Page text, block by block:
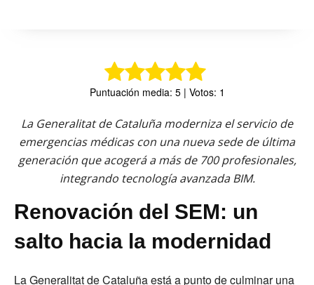
Puntuación media: 5 | Votos: 1
La Generalitat de Cataluña moderniza el servicio de
emergencias médicas con una nueva sede de última
generación que acogerá a más de 700 profesionales,
integrando tecnología avanzada BIM.
Renovación del SEM: un
salto hacia la modernidad
La Generalitat de Cataluña está a punto de culminar una